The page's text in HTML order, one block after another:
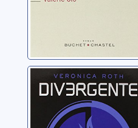
Divergente
raconté par
Quatre